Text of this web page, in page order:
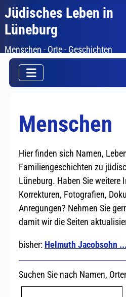
Jüdisches Leben in
Lüneburg
Menschen - Orte - Geschichten